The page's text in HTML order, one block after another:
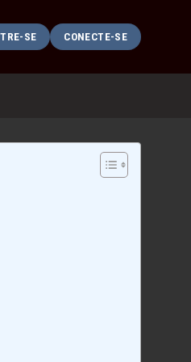
SE CONECTE-SE